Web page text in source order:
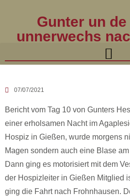
Gunter un
unnerwechs
07/07/2021
Bericht vom Tag 10 von Gunters
einer erholsamen Nacht im
Hospiz in Gießen, wurde morgens
Magen sondern auch eine Blase
Dann ging es motorisiert mit dem
der Hospizleiter in Gießen Mitglied
ging die Fahrt nach Frohnhausen.